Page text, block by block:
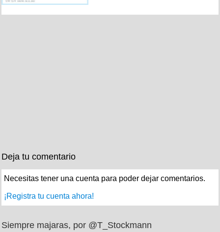
Deja tu comentario
Necesitas tener una cuenta para poder dejar comentarios.
¡Registra tu cuenta ahora!
Siempre majaras, por @T_Stockmann